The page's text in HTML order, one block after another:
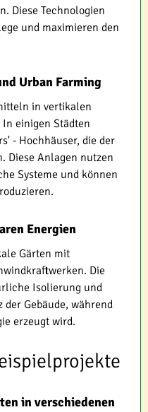
Diese Technologien
und maximieren den
Urban Farming
in vertikalen
einigen Städten
- Hochhäuser, die der
Diese Anlagen nutzen
Systeme und können
Energien
Gärten mit
Die
Isolierung und
Gebäude, während
erzeugt wird.
in verschiedenen